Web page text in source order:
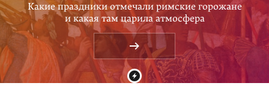
Какие праздники отмечали римские горожане
и какая там царила атмосфера